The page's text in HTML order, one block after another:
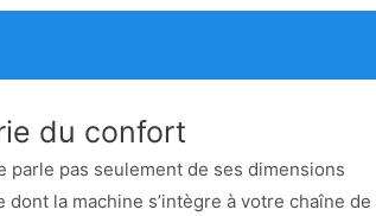
du confort
parle pas seulement de ses dimensions
la machine s’intègre à votre chaîne de